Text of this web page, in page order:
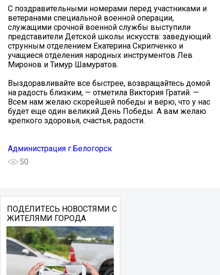
С поздравительными номерами перед участниками и
ветеранами специальной военной операции,
служащими срочной военной службы выступили
представители Детской школы искусств: заведующий
струнным отделением Екатерина Скрипченко и
учащиеся отделения народных инструментов Лев
Миронов и Тимур Шамуратов.
Выздоравливайте все быстрее, возвращайтесь домой
на радость близким, — отметила Виктория Гратий. —
Всем нам желаю скорейшей победы и верю, что у нас
будет еще один великий День Победы. А вам желаю
крепкого здоровья, счастья, радости.
Администрация г.Белогорск
50
ПОДЕЛИТЕСЬ НОВОСТЯМИ С
ЖИТЕЛЯМИ ГОРОДА